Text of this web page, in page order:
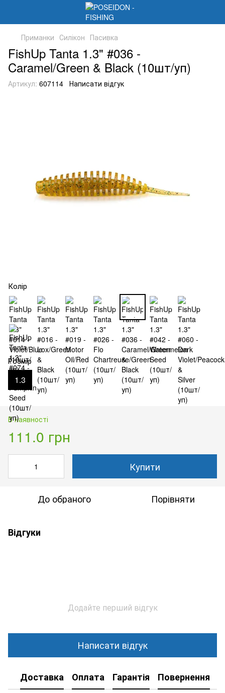
Приманки Силікон Пасивка
FishUp Tanta 1.3" #036 -
Caramel/Green & Black (10шт/уп)
Артикул: 607114 Написати відгук
Колір
Розмір
1.3
В наявності
111.0 грн
Купити
До обраного Порівняти
Відгуки
Додайте перший відгук
Написати відгук
Доставка Оплата Гарантія Повернення